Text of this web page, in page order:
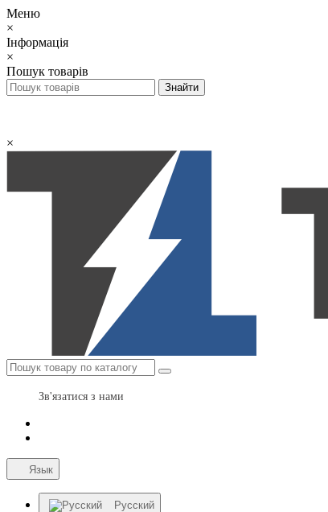
Меню
×
Інформація
×
Пошук товарів
×
Зв'язатися з нами
Язык
Русский